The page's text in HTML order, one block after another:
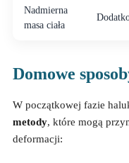
Nadmierna
masa ciała
Domowe
W początkowej fazie
metody, które mogą
deformacji: